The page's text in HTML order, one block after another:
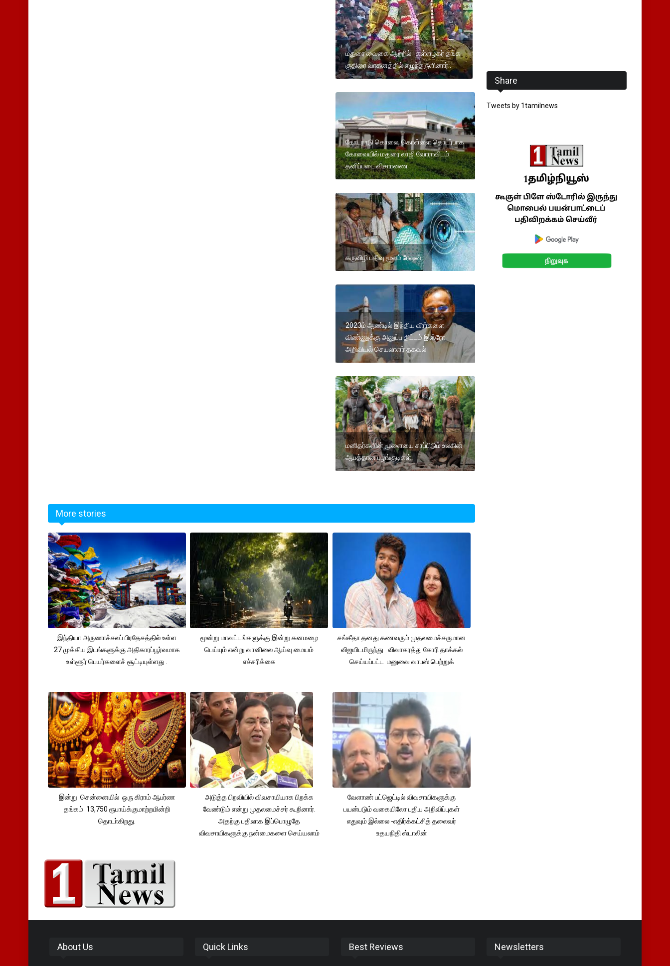
மதுரை வைகை ஆற்றில் கள்ளழகர் தங்க
குதிரை வாகனத்தில் எழுந்தருளினார்..
கோடநாடு கொலை, கொள்ளை தொடர்பாக
கோவையில் மதுரை லாஜி வோராவிடம்
தனிப்படை விசாரணை
கருவிழி பதிவு மூலம் ரேஷன்
2023ம் ஆண்டில் இந்திய வீரர்களை
விண்ணுக்கு அனுப்ப திட்டம் இஸ்ரோ
அறிவியல் செயலாளர் தகவல்
மனிதர்களின் மூளையை சாப்பிடும் உலகின்
ஆபத்தான பழங்குடிகள்
More stories
இந்தியா அருணாச்சலப் பிரதேசத்தில் உள்ள
27 முக்கிய இடங்களுக்கு அதிகாரப்பூர்வமாக
உள்ளூர் பெயர்களைச் சூட்டியுள்ளது .
மூன்று மாவட்டங்களுக்கு இன்று கனமழை
பெய்யும் என்று வானிலை ஆய்வு மையம்
எச்சரிக்கை
சங்கீதா தனது கணவரும் முதலமைச்சருமான
விஜயிடமிருந்து விவாகரத்து கோரி தாக்கல்
செய்யப்பட்ட மனுவை வாபஸ் பெற்றுக்
இன்று சென்னையில் ஒரு கிராம் ஆபர்ண
தங்கம் 13,750 ரூபாய்க்குமாற்றமின்றி
தொடா்கிறது.
அடுத்த பிறவியில் விவசாயியாக பிறக்க
வேண்டும் என்று முதலமைச்சர் கூறினார்.
அதற்கு பதிலாக இப்பொழுதே
விவசாயிகளுக்கு நன்மைகளை செய்யலாம்
வேளாண் பட்ஜெட்டில் விவசாயிகளுக்கு
பயன்படும் வகையிலோ புதிய அறிவிப்புகள்
எதுவும் இல்லை -எதிர்க்கட்சித் தலைவர்
உதயநிதி ஸ்டாலின்
Share
Tweets by 1tamilnews
About Us Quick Links Best Reviews Newsletters